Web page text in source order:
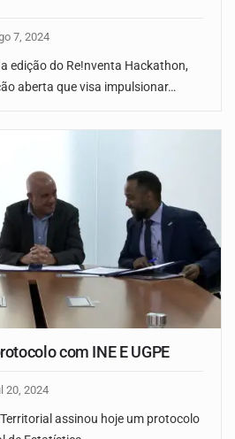
7, 2024
edição do Re!nventa Hackathon,
aberta que visa impulsionar…
com INE E UGPE
20, 2024
assinou hoje um protocolo